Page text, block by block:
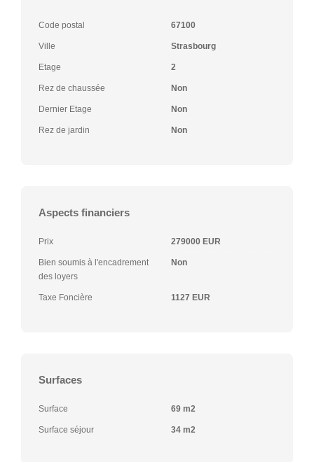
Code postal 67100
Ville Strasbourg
Etage 2
Rez de chaussée Non
Dernier Etage Non
Rez de jardin Non
Aspects financiers
Prix 279000 EUR
Bien soumis à l'encadrement
des loyers
Non
Taxe Foncière 1127 EUR
Surfaces
Surface 69 m2
Surface séjour 34 m2